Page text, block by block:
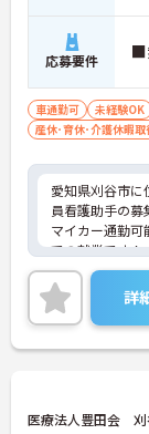
応募要件 ■
車通勤可 未経験OK
産休･育休･介護休暇取
愛知県刈谷市
員看護助手の募
マイカー通勤
での就業です！
ご興味ある方に
詳細をお話しい
い。
詳
医療法人豊田会 刈